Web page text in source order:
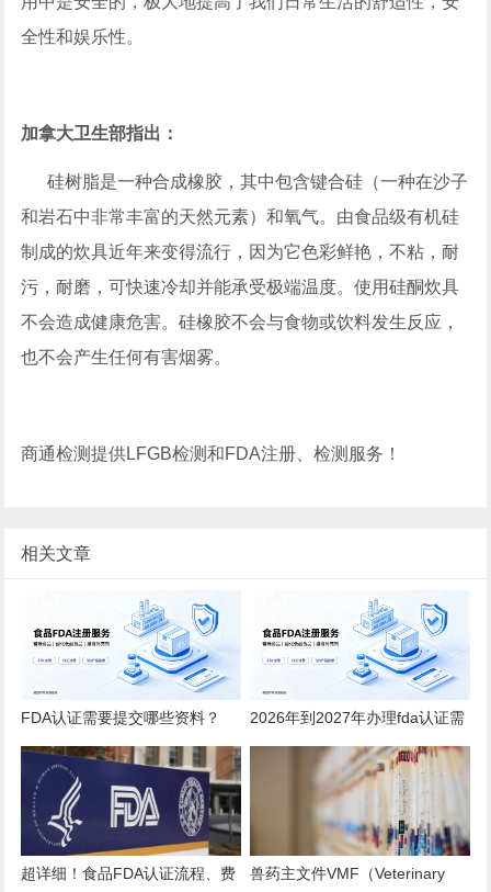
全性和娱乐性。
加拿大卫生部指出：
硅树脂是一种合成橡胶，其中包含键合硅（一种在沙子
和岩石中非常丰富的天然元素）和氧气。由食品级有机硅
制成的炊具近年来变得流行，因为它色彩鲜艳，不粘，耐
污，耐磨，可快速冷却并能承受极端温度。使用硅酮炊具
不会造成健康危害。硅橡胶不会与食物或饮料发生反应，
也不会产生任何有害烟雾。
商通检测提供LFGB检测和FDA注册、检测服务！
相关文章
FDA认证需要提交哪些资料？
2026全品类详细清单
2026年到2027年办理fda认证需
要多少钱？
超详细！食品FDA认证流程、费
兽药主文件VMF（Veterinary